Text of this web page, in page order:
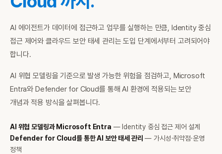
AI 에이전트가 데이터에 접근하고 업무를 실행하는 만큼, Identity 중심
접근 제어와 클라우드 보안 태세 관리는 도입 단계에서부터 고려되어야
합니다.
AI 위협 모델링을 기준으로 발생 가능한 위험을 점검하고, Microsoft
Entra와 Defender for Cloud를 통해 AI 환경에 적용되는 보안
개념과 적용 방식을 살펴봅니다.
AI 위협 모델링과 Microsoft Entra — Identity 중심 접근 제어 설계
Defender for Cloud를 통한 AI 보안 태세 관리 — 가시성·취약점·운영
정책